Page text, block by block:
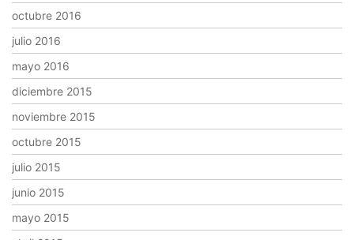
octubre 2016
julio 2016
mayo 2016
diciembre 2015
noviembre 2015
octubre 2015
julio 2015
junio 2015
mayo 2015